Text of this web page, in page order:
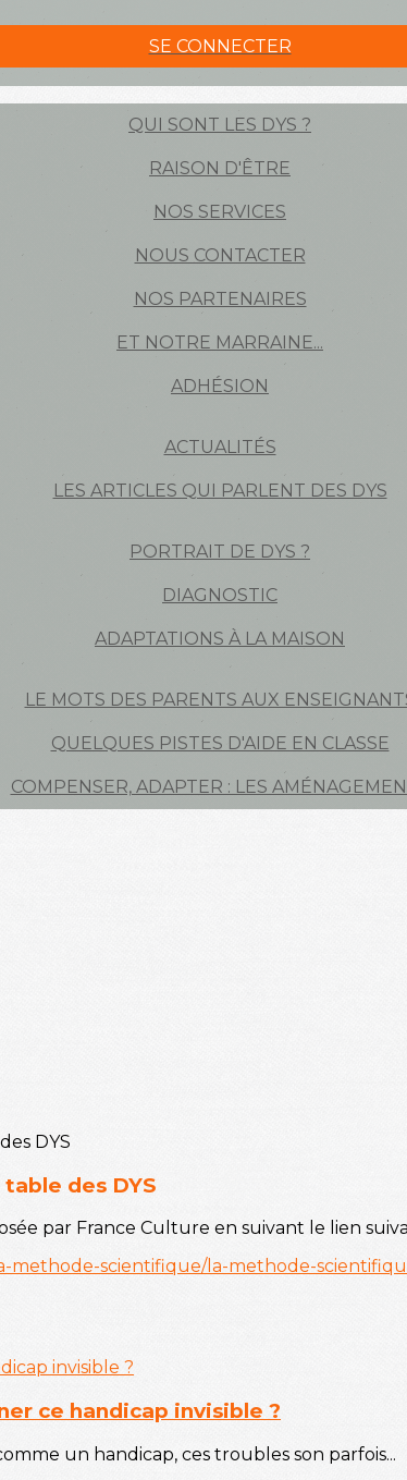
SE CONNECTER
QUI SONT LES DYS ?
RAISON D'ÊTRE
NOS SERVICES
NOUS CONTACTER
NOS PARTENAIRES
ET NOTRE MARRAINE...
ADHÉSION
ACTUALITÉS
LES ARTICLES QUI PARLENT DES DYS
PORTRAIT DE DYS ?
DIAGNOSTIC
ADAPTATIONS À LA MAISON
LE MOTS DES PARENTS AUX
QUELQUES PISTES D'AIDE EN CLASSE
COMPENSER, ADAPTER : LES
des DYS
par France Culture en suivant le lien
methode-scientifique/la-methode-
ce handicap invisible ?
un handicap, ces troubles son parfois...